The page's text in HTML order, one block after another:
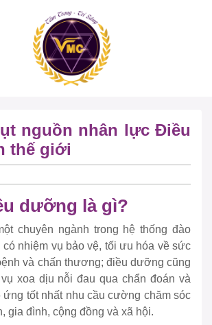
nguồn nhân lực Điều
thế giới
dưỡng là gì?
chuyên ngành trong hệ thống đào
nhiệm vụ bảo vệ, tối ưu hóa về sức
và chấn thương; điều dưỡng cũng
xoa dịu nỗi đau qua chẩn đoán và
ứng tốt nhất nhu cầu cường chăm sóc
gia đình, cộng đồng và xã hội.